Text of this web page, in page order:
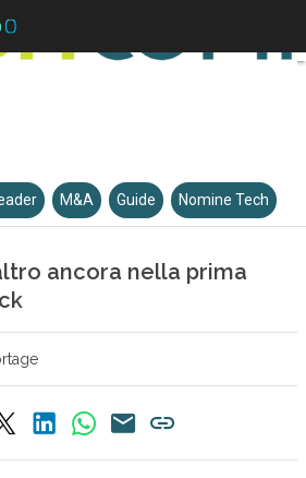
M&A Guide Nomine Tech
ancora nella prima